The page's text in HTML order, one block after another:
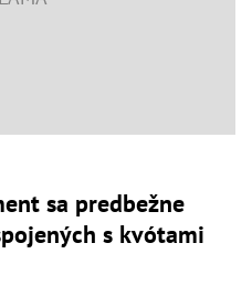
sa predbežne
s kvótami